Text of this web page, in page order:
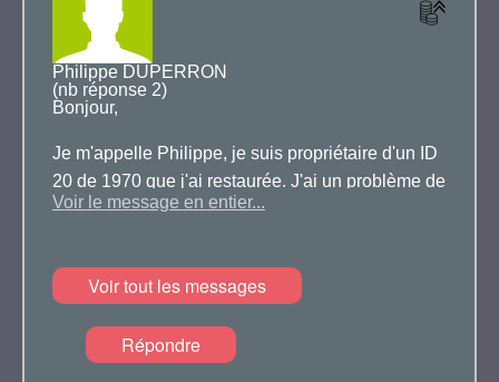
Philippe DUPERRON
(nb réponse 2)
Bonjour,
Je m'appelle Philippe, je suis propriétaire d'un ID
20 de 1970 que j'ai restaurée. J'ai un problème de
PASTILLE DE DESSABLAGE, l'une est percée
refroidissement.
DESSABLAGE.
Voir le message en entier...
Voir tout les messages
Répondre